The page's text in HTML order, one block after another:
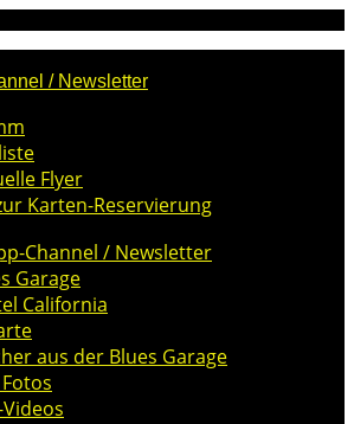
/ Newsletter
Flyer
Karten-Reservierung
Channel / Newsletter
Garage
California
aus der Blues Garage